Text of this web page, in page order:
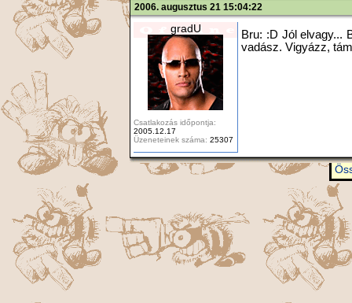
2006. augusztus 21 15:04:22
gradU
Csatlakozás időpontja:
2005.12.17
Üzeneteinek száma: 25307
Bru: :D Jól elvagy...
vadász. Vigyázz,